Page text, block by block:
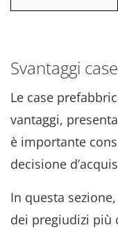
Svantaggi
Le case
vantaggi,
è importante
decisione
In questa
dei pregiudizi più